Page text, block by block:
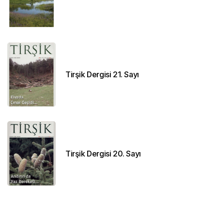
Tirşik Dergisi 21. Sayı
Tirşik Dergisi 20. Sayı